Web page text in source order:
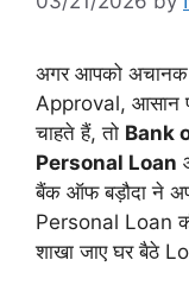
अगर आपको
Approval, आसान
चाहते हैं, तो Bank
Personal Loan
बैंक ऑफ बड़ौदा ने
Personal Loan
शाखा जाए घर बैठे